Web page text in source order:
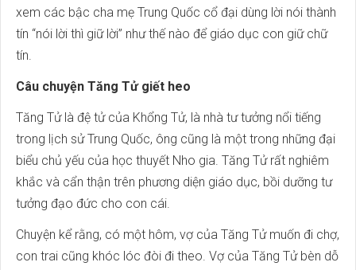
xem các bậc cha mẹ Trung Quốc cổ đại dùng lời nói thành
tín “nói lời thì giữ lời” như thế nào để giáo dục con giữ chữ
tín.
Câu chuyện Tăng Tử giết heo
Tăng Tử là đệ tử của Khổng Tử, là nhà tư tưởng nổi tiếng
trong lịch sử Trung Quốc, ông cũng là một trong những đại
biểu chủ yếu của học thuyết Nho gia. Tăng Tử rất nghiêm
khắc và cẩn thận trên phương diện giáo dục, bồi dưỡng tư
tưởng đạo đức cho con cái.
Chuyện kể rằng, có một hôm, vợ của Tăng Tử muốn đi chợ,
con trai cũng khóc lóc đòi đi theo. Vợ của Tăng Tử bèn dỗ